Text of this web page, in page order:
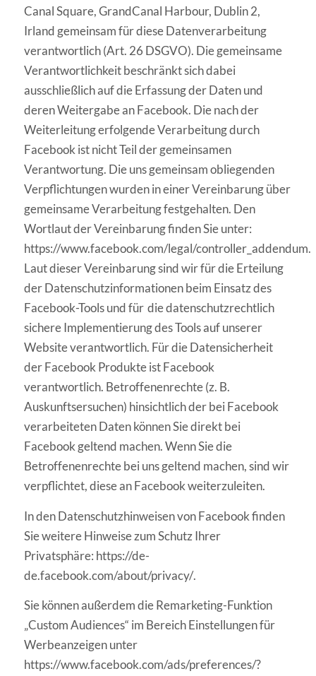
Canal Square, GrandCanal Harbour, Dublin 2,
Irland gemeinsam fürdiese Datenverarbeitung
verantwortlich (Art. 26 DSGVO). Die gemeinsame
Verantwortlichkeit beschränkt sich dabei
ausschließlich auf die Erfassung der Daten und
deren Weitergabe an Facebook. Die nach der
Weiterleitung erfolgende Verarbeitung durch
Facebook ist nicht Teil der gemeinsamen
Verantwortung. Die uns gemeinsam obliegenden
Verpflichtungen wurden in einer Vereinbarung über
gemeinsame Verarbeitungfestgehalten. Den
Wortlaut der Vereinbarungfinden Sie unter:
https://www.facebook.com/legal/controller_addendum.
Laut dieser Vereinbarung sind wirfür die Erteilung
der Datenschutzinformationen beim Einsatz des
Facebook-Tools und für die datenschutzrechtlich
sichere Implementierung des Tools auf unserer
Websiteverantwortlich. Für die Datensicherheit
der Facebook Produkte ist Facebook
verantwortlich. Betroffenenrechte (z. B.
Auskunftsersuchen) hinsichtlich der bei Facebook
verarbeiteten Daten können Sie direkt bei
Facebook geltend machen. Wenn Sie die
Betroffenenrechte bei uns geltend machen, sind wir
verpflichtet, diese an Facebookweiterzuleiten.
In den Datenschutzhinweisen von Facebookfinden
Sie weitere Hinweise zum Schutz Ihrer
Privatsphäre: https://de-
de.facebook.com/about/privacy/.
Sie können außerdem die Remarketing-Funktion
„Custom Audiences“ im Bereich Einstellungen für
Werbeanzeigen unter
https://www.facebook.com/ads/preferences/?